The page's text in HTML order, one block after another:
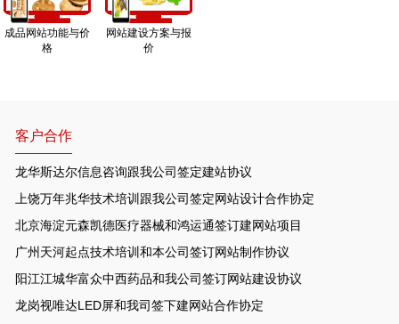
成品网站功能与价
格
网站建设方案与报
价
客户合作
龙华斯达尔信息咨询跟我公司签定建站协议
上饶万年兆华技术培训跟我公司签定网站设计合作协定
北京海淀元森凯德医疗器械和鸿运通签订建网站项目
广州天河起点技术培训和本公司签订网站制作协议
阳江江城华富众中西药品和我公司签订网站建设协议
龙岗视唯达LED屏和我司签下建网站合作协定